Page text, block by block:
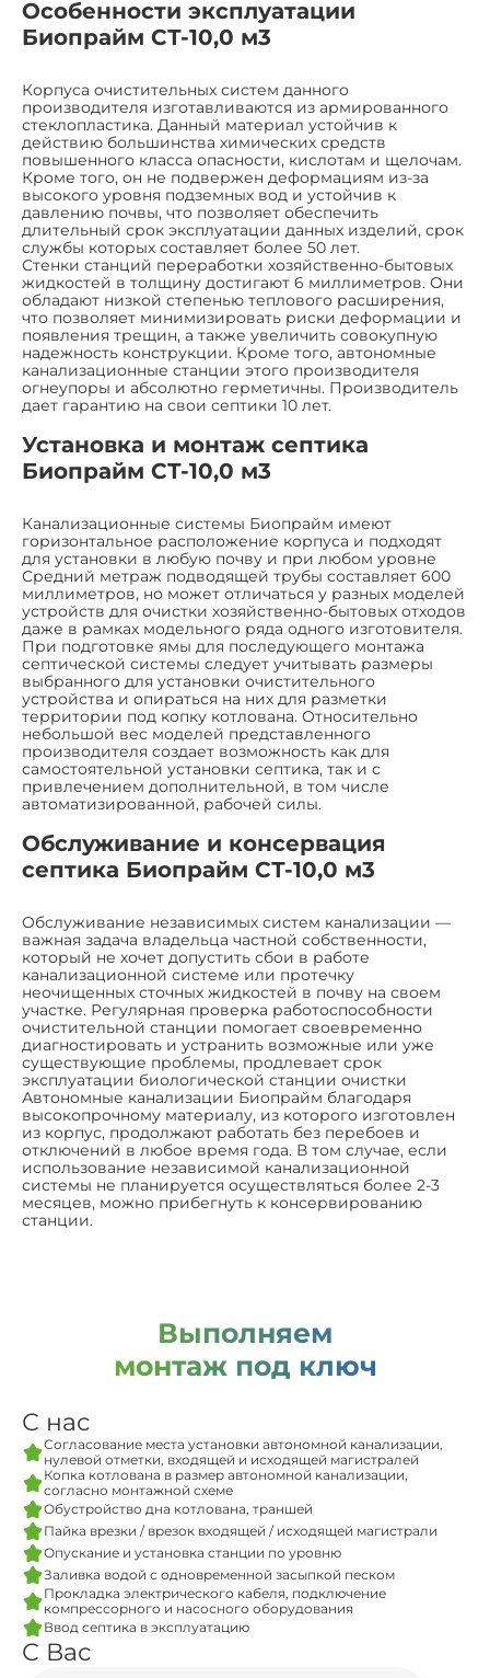
Особенности эксплуатации
Биопрайм СТ-10,0 м3
Корпуса очистительных систем данного
производителя изготавливаются из армированного
стеклопластика. Данный материал устойчив к
действию большинства химических средств
повышенного класса опасности, кислотам и щелочам.
Кроме того, он не подвержен деформациям из-за
высокого уровня подземных вод и устойчив к
давлению почвы, что позволяет обеспечить
длительный срок эксплуатации данных изделий, срок
службы которых составляет более 50 лет.
Стенки станций переработки хозяйственно-бытовых
жидкостей в толщину достигают 6 миллиметров. Они
обладают низкой степенью теплового расширения,
что позволяет минимизировать риски деформации и
появления трещин, а также увеличить совокупную
надежность конструкции. Кроме того, автономные
канализационные станции этого производителя
огнеупоры и абсолютно герметичны. Производитель
дает гарантию на свои септики 10 лет.
Установка и монтаж септика
Биопрайм СТ-10,0 м3
Канализационные системы Биопрайм имеют
горизонтальное расположение корпуса и подходят
для установки в любую почву и при любом уровне
Средний метраж подводящей трубы составляет 600
миллиметров, но может отличаться у разных моделей
устройств для очистки хозяйственно-бытовых отходов
даже в рамках модельного ряда одного изготовителя.
При подготовке ямы для последующего монтажа
септической системы следует учитывать размеры
выбранного для установки очистительного
устройства и опираться на них для разметки
территории под копку котлована. Относительно
небольшой вес моделей представленного
производителя создает возможность как для
самостоятельной установки септика, так и с
привлечением дополнительной, в том числе
автоматизированной, рабочей силы.
Обслуживание и консервация
септика Биопрайм СТ-10,0 м3
Обслуживание независимых систем канализации —
важная задача владельца частной собственности,
который не хочет допустить сбои в работе
канализационной системе или протечку
неочищенных сточных жидкостей в почву на своем
участке. Регулярная проверка работоспособности
очистительной станции помогает своевременно
диагностировать и устранить возможные или уже
существующие проблемы, продлевает срок
эксплуатации биологической станции очистки
Автономные канализации Биопрайм благодаря
высокопрочному материалу, из которого изготовлен
из корпус, продолжают работать без перебоев и
отключений в любое время года. В том случае, если
использование независимой канализационной
системы не планируется осуществляться более 2-3
месяцев, можно прибегнуть к консервированию
станции.
Выполняем
монтаж под ключ
С нас
Согласование места установки автономной канализации,
нулевой отметки, входящей и исходящей магистралей
Копка котлована в размер автономной канализации,
согласно монтажной схеме
Обустройство дна котлована, траншей
Пайка врезки / врезок входящей / исходящей магистрали
Опускание и установка станции по уровню
Заливка водой с одновременной засыпкой песком
Прокладка электрического кабеля, подключение
компрессорного и насосного оборудования
Ввод септика в эксплуатацию
С Вас